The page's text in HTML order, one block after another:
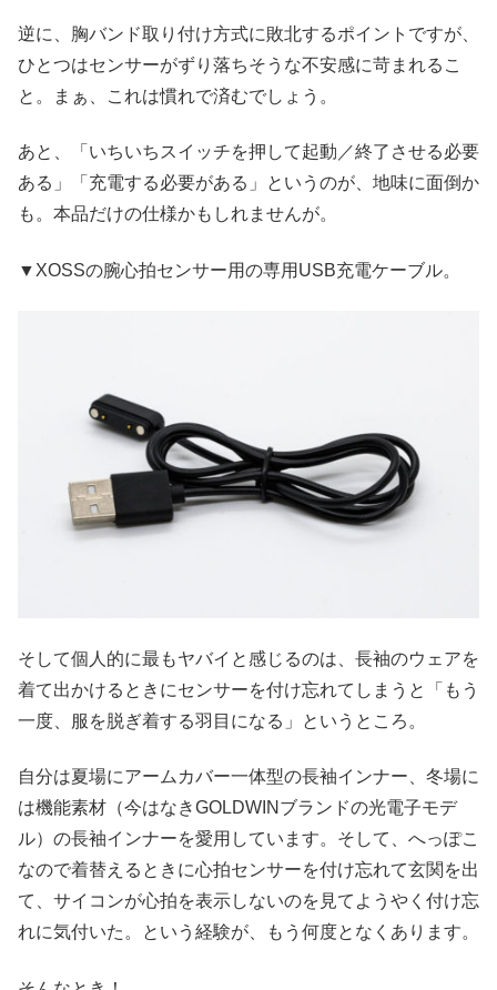
逆に、胸バンド取り付け方式に敗北するポイントですが、
ひとつはセンサーがずり落ちそうな不安感に苛まれるこ
と。まぁ、これは慣れで済むでしょう。
あと、「いちいちスイッチを押して起動／終了させる必要
ある」「充電する必要がある」というのが、地味に面倒か
も。本品だけの仕様かもしれませんが。
▼XOSSの腕心拍センサー用の専用USB充電ケーブル。
そして個人的に最もヤバイと感じるのは、長袖のウェアを
着て出かけるときにセンサーを付け忘れてしまうと「もう
一度、服を脱ぎ着する羽目になる」というところ。
自分は夏場にアームカバー一体型の長袖インナー、冬場に
は機能素材（今はなきGOLDWINブランドの光電子モデ
ル）の長袖インナーを愛用しています。そして、へっぽこ
なので着替えるときに心拍センサーを付け忘れて玄関を出
て、サイコンが心拍を表示しないのを見てようやく付け忘
れに気付いた。という経験が、もう何度となくあります。